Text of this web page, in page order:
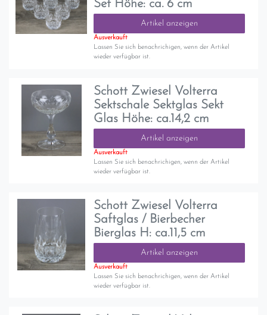
Set Höhe: ca. 6 cm
Artikel anzeigen
Ausverkauft
Lassen Sie sich benachrichigen, wenn der Artikel
wieder verfügbar ist.
Schott Zwiesel Volterra
Sektschale Sektglas Sekt
Glas Höhe: ca.14,2 cm
Artikel anzeigen
Ausverkauft
Lassen Sie sich benachrichigen, wenn der Artikel
wieder verfügbar ist.
Schott Zwiesel Volterra
Saftglas / Bierbecher
Bierglas H: ca.11,5 cm
Artikel anzeigen
Ausverkauft
Lassen Sie sich benachrichigen, wenn der Artikel
wieder verfügbar ist.